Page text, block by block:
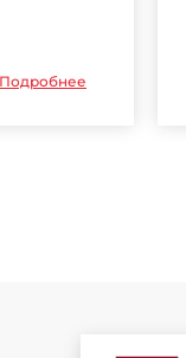
Подробнее